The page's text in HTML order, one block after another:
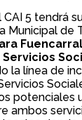
5 tendrá
Municipal de
la línea de
potenciales
ambos